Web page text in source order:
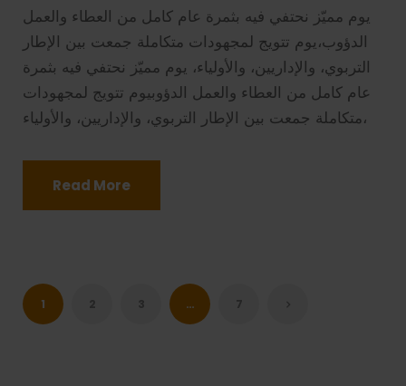
يوم مميّز نحتفي فيه بثمرة عام كامل من العطاء والعمل
الدؤوب،يوم تتويج لمجهودات متكاملة جمعت بين الإطار
التربوي، والإداريين، والأولياء، يوم مميّز نحتفي فيه بثمرة
عام كامل من العطاء والعمل الدؤوبيوم تتويج لمجهودات
متكاملة جمعت بين الإطار التربوي، والإداريين، والأولياء،
Read More
1 2 3 … 7